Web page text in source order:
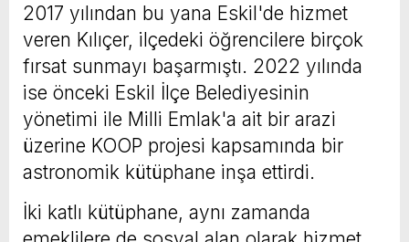
2017 yılından bu yana Eskil'de hizmet
veren Kılıçer, ilçedeki öğrencilere birçok
fırsat sunmayı başarmıştı. 2022 yılında
ise önceki Eskil İlçe Belediyesinin
yönetimi ile Milli Emlak'a ait bir arazi
üzerine KOOP projesi kapsamında bir
astronomik kütüphane inşa ettirdi.
İki katlı kütüphane, aynı zamanda